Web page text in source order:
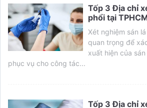
Tốp 3 Địa chỉ
phổi tại
Xét nghiệm sán
quan trọng để
xuất hiện của
phục vụ cho công tác...
Tốp 3 Địa chỉ